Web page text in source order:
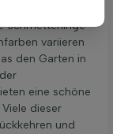
Schmetterlinge
variieren
den Garten in
eine schöne
dieser
und